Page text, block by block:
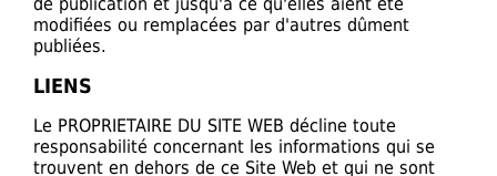
modifiées ou remplacées par d'autres dûment
publiées.
LIENS
Le PROPRIETAIRE DU SITE WEB décline toute
responsabilité concernant les informations qui se
trouvent en dehors de ce Site Web et qui ne sont